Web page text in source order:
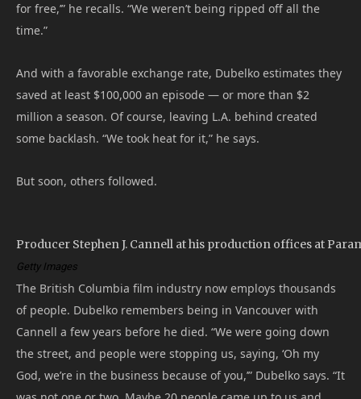
for free,’” he recalls. “We weren’t being ripped off all the
time.”
And with a favorable exchange rate, Dubelko estimates they
saved at least $100,000 an episode — or more than $2
million a season. Of course, leaving L.A. behind created
some backlash. “We took heat for it,” he says.
But soon, others followed.
Producer Stephen J. Cannell at his production offices at
Getty Images
The British Columbia film industry now employs thousands
of people. Dubelko remembers being in Vancouver with
Cannell a few years before he died. “We were going down
the street, and people were stopping us, saying, ‘Oh my
God, we’re in the business because of you,’” Dubelko says. “It